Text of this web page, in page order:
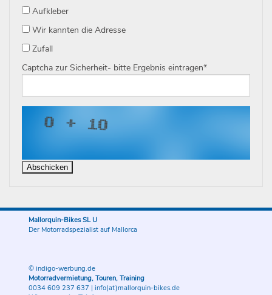
Aufkleber
Wir kannten die Adresse
Zufall
Captcha zur Sicherheit- bitte Ergebnis eintragen*
Mallorquin-Bikes SL U
Der Motorradspezialist auf Mallorca
© indigo-werbung.de
Motorradvermietung, Touren, Training
0034 609 237 637 | info(at)mallorquin-bikes.de